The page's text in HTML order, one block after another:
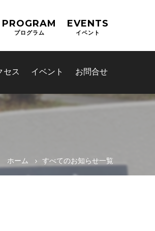
PROGRAM
プログラム
EVENTS
イベント
セス イベント お問合せ
ホーム すべてのお知らせ一覧